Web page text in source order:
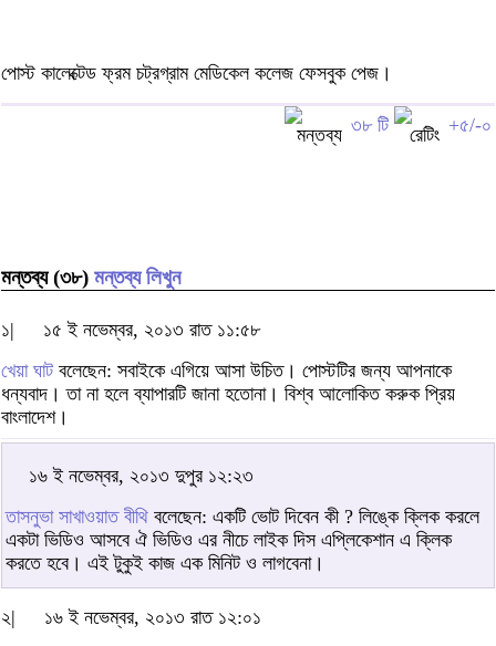
পোস্ট কালেক্টেড ফ্রম চট্রগ্রাম মেডিকেল কলেজ ফেসবুক পেজ।
৩৮ টি +৫/-০
মন্তব্য (৩৮) মন্তব্য লিখুন
১|
১৫ ই নভেম্বর, ২০১৩ রাত ১১:৫৮
খেয়া ঘাটবলেছেন: সবাইকে এগিয়ে আসা উচিত। পোস্টটির জন্য আপনাকে
ধন্যবাদ। তা না হলে ব্যাপারটি জানা হতোনা। বিশ্ব আলোকিত করুক প্রিয়
বাংলাদেশ।
১৬ ই নভেম্বর, ২০১৩ দুপুর ১২:২৩
তাসনুভা সাখাওয়াত বীথি বলেছেন: একটি ভোট দিবেন কী ? লিঙ্কে ক্লিক করলে
একটা ভিডিও আসবে ঐ ভিডিও এর নীচে লাইক দিস এপ্লিকেশান এ ক্লিক
করতে হবে। এই টুকুই কাজ এক মিনিট ও লাগবেনা।
২|
১৬ ই নভেম্বর, ২০১৩ রাত ১২:০১